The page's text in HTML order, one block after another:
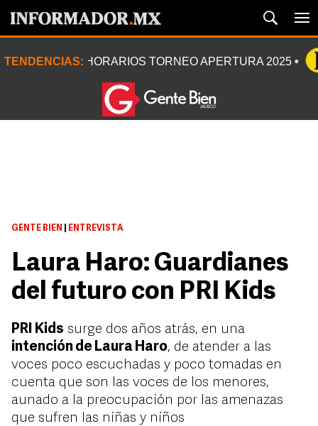
TENDENCIAS: HORARIOS TORNEO APERTURA 2025
GENTE BIEN ENTREVISTA
Laura Haro: Guardianes
del futuro con PRI Kids
PRI Kids surge dos años atrás, en una
intención de Laura Haro, de atender a las
voces poco escuchadas y poco tomadas en
cuenta que son las voces de los menores,
aunado a la preocupación por las amenazas
que sufren las niñas y niños